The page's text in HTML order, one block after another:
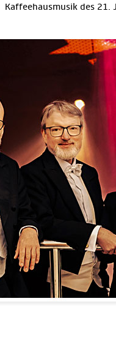
Kaffeehausmusik des 21.